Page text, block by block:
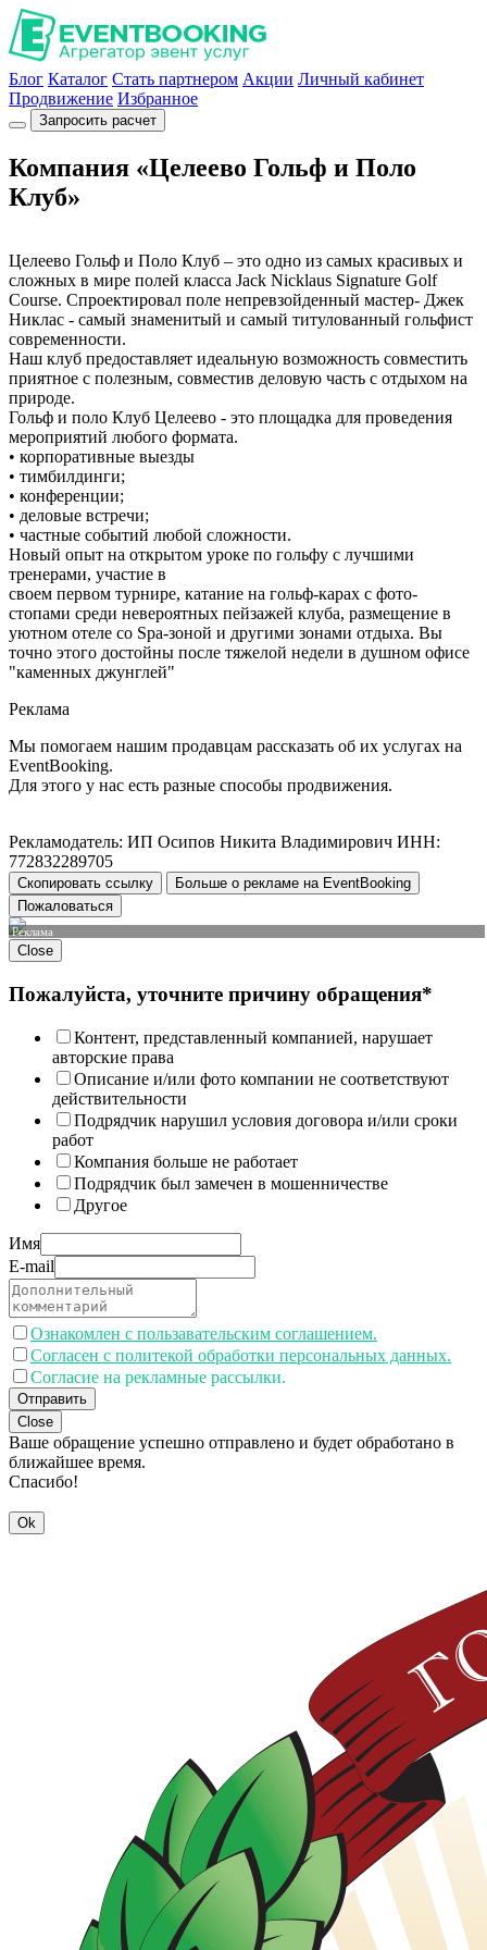
Блог Каталог Стать партнером Акции Личный кабинет
Продвижение Избранное
Запросить расчет
Компания «Целеево Гольф и Поло
Клуб»
Целеево Гольф и Поло Клуб – это одно из самых красивых и
сложных в мире полей класса Jack Nicklaus Signature Golf
Course. Спроектировал поле непревзойденный мастер- Джек
Никлас - самый знаменитый и самый титулованный гольфист
современности.
Наш клуб предоставляет идеальную возможность совместить
приятное с полезным, совместив деловую часть с отдыхом на
природе.
Гольф и поло Клуб Целеево - это площадка для проведения
мероприятий любого формата.
• корпоративные выезды
• тимбилдинги;
• конференции;
• деловые встречи;
• частные событий любой сложности.
Новый опыт на открытом уроке по гольфу с лучшими
тренерами, участие в
своем первом турнире, катание на гольф-карах с фото-
стопами среди невероятных пейзажей клуба, размещение в
уютном отеле со Spa-зоной и другими зонами отдыха. Вы
точно этого достойны после тяжелой недели в душном офисе
"каменных джунглей"
Реклама
Мы помогаем нашим продавцам рассказать об их услугах на
EventBooking.
Для этого у нас есть разные способы продвижения.
Рекламодатель: ИП Осипов Никита Владимирович ИНН:
772832289705
Скопировать ссылку
Больше о рекламе на EventBooking
Пожаловаться
Реклама
Close
Пожалуйста, уточните причину обращения*
Контент, представленный компанией, нарушает
авторские права
Описание и/или фото компании не соответствуют
действительности
Подрядчик нарушил условия договора и/или сроки
работ
Компания больше не работает
Подрядчик был замечен в мошенничестве
Другое
Имя
E-mail
Ознакомлен с пользавательским соглашением.
Согласен с политекой обработки персональных данных.
Согласие на рекламные рассылки.
Отправить
Close
Ваше обращение успешно отправлено и будет обработано в
ближайшее время.
Спасибо!
Ok